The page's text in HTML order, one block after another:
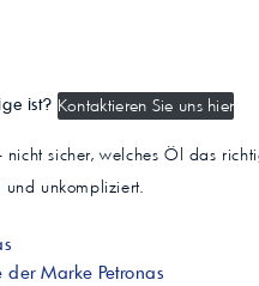
ist? Kontaktieren Sie uns hier
nicht sicher, welches Öl das
und unkompliziert.
der Marke Petronas